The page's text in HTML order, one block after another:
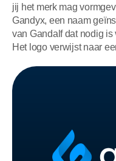
jij het merk mag
Gandyx, een naam
van Gandalf dat nodig
Het logo verwijst naar